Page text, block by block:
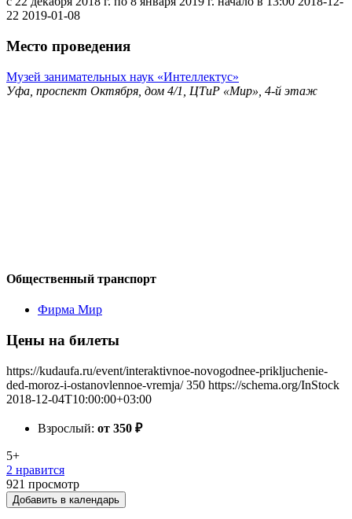
22 2019-01-08
Место проведения
Музей занимательных наук «Интеллектус»
Уфа, проспект Октября, дом 4/1, ЦТиР «Мир», 4-й этаж
Общественный транспорт
Фирма Мир
Цены на билеты
https://kudaufa.ru/event/interaktivnoe-novogodnee-prikljuchenie-
ded-moroz-i-ostanovlennoe-vremja/ 350 https://schema.org/InStock
2018-12-04T10:00:00+03:00
Взрослый: от 350 ₽
5+
2 нравится
921 просмотр
Добавить в календарь